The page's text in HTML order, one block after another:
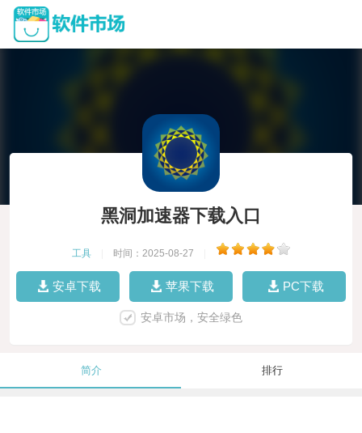
黑洞加速器下载入口
工具 时间：2025-08-27
安卓下载 苹果下载 PC下载
安卓市场，安全绿色
简介 排行